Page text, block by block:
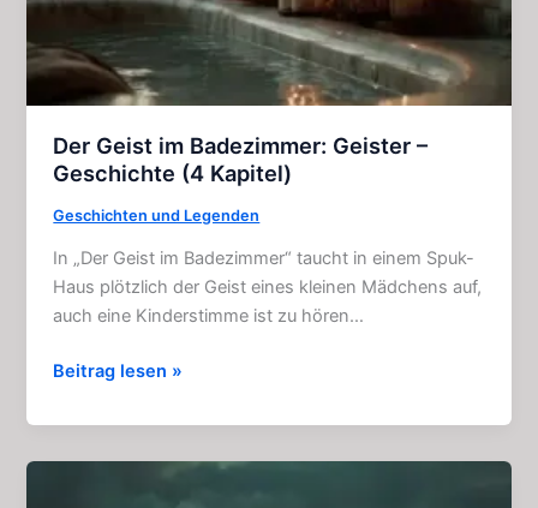
Der Geist im Badezimmer: Geister –
Geschichte (4 Kapitel)
Geschichten und Legenden
In „Der Geist im Badezimmer“ taucht in einem Spuk-
Haus plötzlich der Geist eines kleinen Mädchens auf,
auch eine Kinderstimme ist zu hören…
Der
im
Badezimmer:
Beitrag lesen »